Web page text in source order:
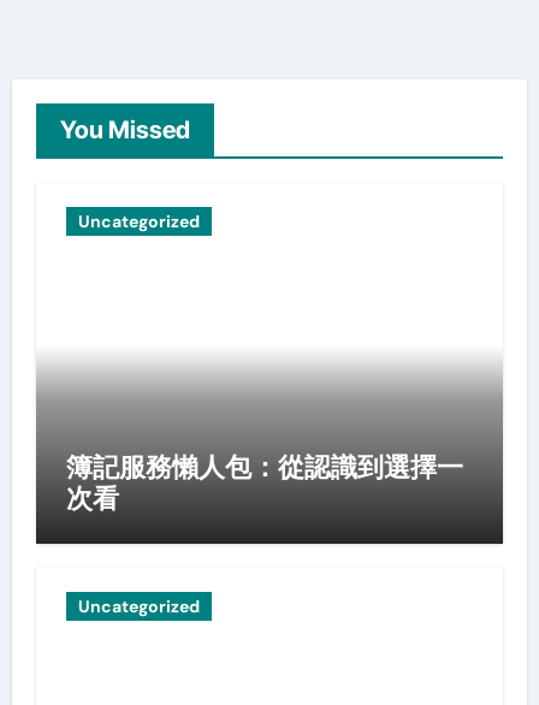
You Missed
Uncategorized
簿記服務懶人包：從認識到選擇一
次看
Uncategorized